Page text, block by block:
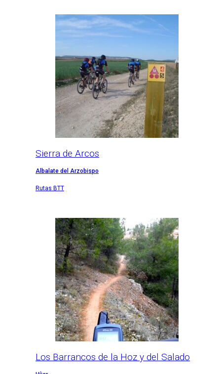
Sierra de Arcos
Albalate del Arzobispo
Rutas BTT
Los Barrancos de la Hoz y del Salado